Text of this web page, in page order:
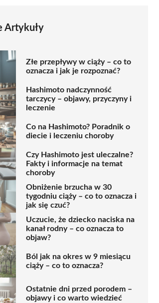
Artykuły
Złe przepływy w ciąży – co to
oznacza i jak je rozpoznać?
Hashimoto nadczynność
tarczycy – objawy, przyczyny i
leczenie
Co na Hashimoto? Poradnik o
diecie i leczeniu choroby
Czy Hashimoto jest uleczalne?
Fakty i informacje na temat
choroby
Obniżenie brzucha w 30
tygodniu ciąży – co to oznacza i
jak się czuć?
Uczucie, że dziecko naciska na
kanał rodny – co oznacza to
objaw?
Ból jak na okres w 9 miesiącu
ciąży – co to oznacza?
Ostatnie dni przed porodem –
objawy i co warto wiedzieć